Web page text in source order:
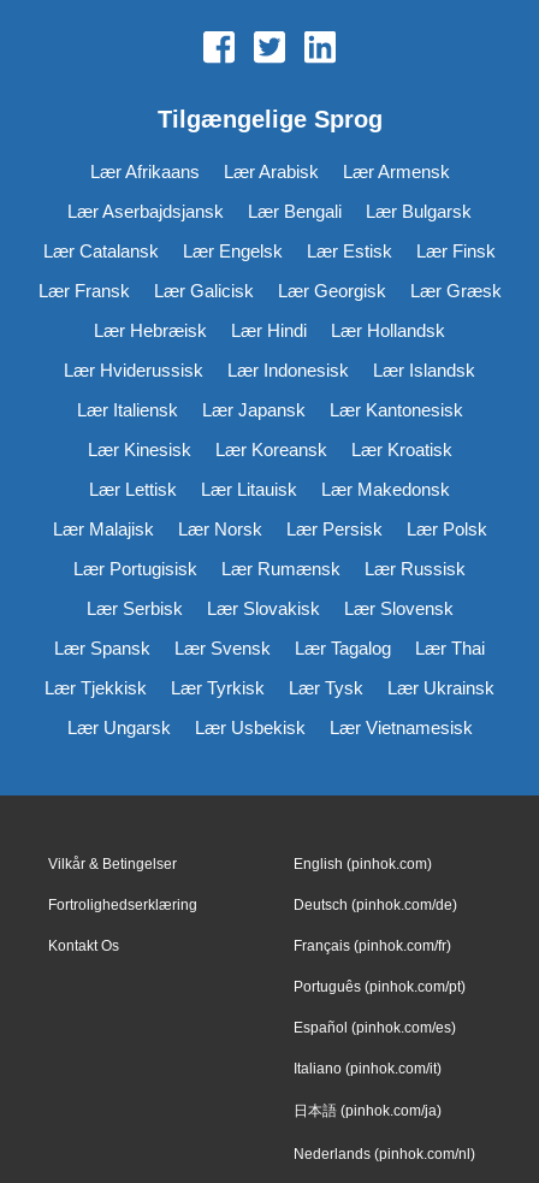
Tilgængelige Sprog
Lær Afrikaans Lær Arabisk
Lær Armensk
Lær Aserbajdsjansk
Lær Bengali
Lær Bulgarsk
Lær Catalansk
Lær Engelsk Lær Estisk
Lær Finsk
Lær Fransk
Lær Galicisk Lær Georgisk
Lær Græsk
Lær Hebræisk
Lær Hindi
Lær Hollandsk
Lær Hviderussisk
Lær Indonesisk
Lær Islandsk
Lær Italiensk
Lær Japansk
Lær Kantonesisk
Lær Kinesisk
Lær Koreansk
Lær Kroatisk
Lær Lettisk
Lær Litauisk
Lær Makedonsk
Lær Malajisk
Lær Norsk Lær Persisk
Lær Polsk
Lær Portugisisk
Lær Rumænsk
Lær Russisk
Lær Serbisk
Lær Slovakisk
Lær Slovensk
Lær Spansk
Lær Svensk Lær Tagalog
Lær Thai
Lær Tjekkisk
Lær Tyrkisk Lær Tysk
Lær Ukrainsk
Lær Ungarsk
Lær Usbekisk Lær Vietnamesisk
Vilkår & Betingelser
Fortrolighedserklæring
Kontakt Os
English (pinhok.com)
Deutsch (pinhok.com/de)
Français (pinhok.com/fr)
Português (pinhok.com/pt)
Español (pinhok.com/es)
Italiano (pinhok.com/it)
日本語 (pinhok.com/ja)
Nederlands (pinhok.com/nl)